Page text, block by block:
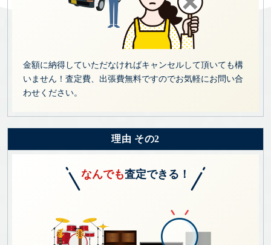
金額に納得していただなければキャンセルして頂いても構
いません！査定費、出張費無料ですのでお気軽にお問い合
わせください。
理由 その2
なんでも査定できる！